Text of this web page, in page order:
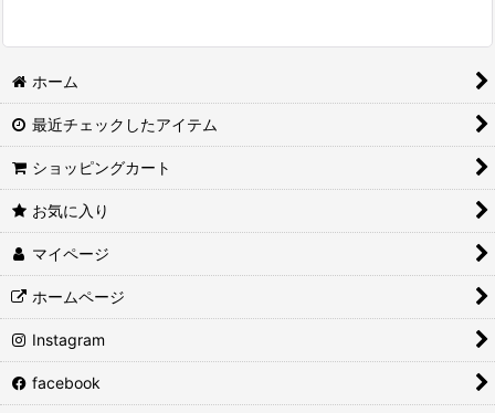
ホーム
最近チェックしたアイテム
ショッピングカート
お気に入り
マイページ
ホームページ
Instagram
facebook